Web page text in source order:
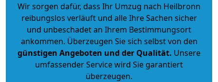
Wir sorgen dafür, dass Ihr Umzug nach Heilbronn
reibungslos verläuft und alle Ihre Sachen sicher
und unbeschadet an Ihrem Bestimmungsort
ankommen. Überzeugen Sie sich selbst von den
günstigen Angeboten und der Qualität. Unsere
umfassender Service wird Sie garantiert
überzeugen.